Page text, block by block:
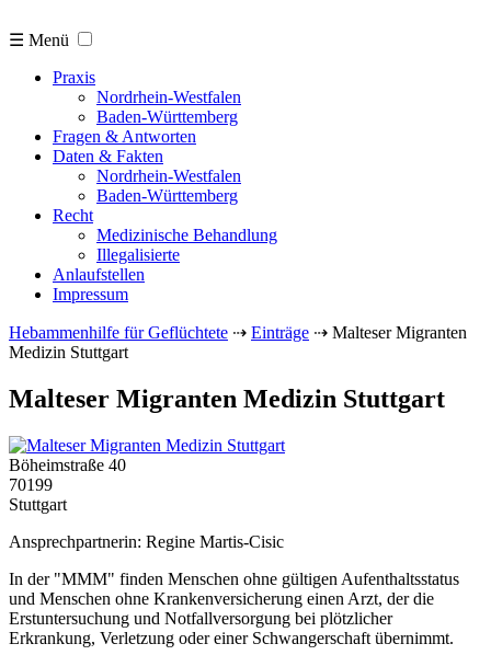
☰ Menü
Praxis
Nordrhein-Westfalen
Baden-Württemberg
Fragen & Antworten
Daten & Fakten
Nordrhein-Westfalen
Baden-Württemberg
Recht
Medizinische Behandlung
Illegalisierte
Anlaufstellen
Impressum
Hebammenhilfe für Geflüchtete ⇢ Einträge ⇢ Malteser Migranten
Medizin Stuttgart
Malteser Migranten Medizin Stuttgart
Böheimstraße 40
70199
Stuttgart
Ansprechpartnerin: Regine Martis-Cisic
In der "MMM" finden Menschen ohne gültigen Aufenthaltsstatus
und Menschen ohne Krankenversicherung einen Arzt, der die
Erstuntersuchung und Notfallversorgung bei plötzlicher
Erkrankung, Verletzung oder einer Schwangerschaft übernimmt.